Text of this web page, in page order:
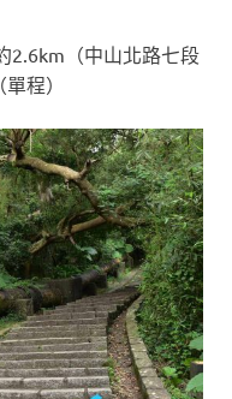
2.6km（中山北路七段
程）